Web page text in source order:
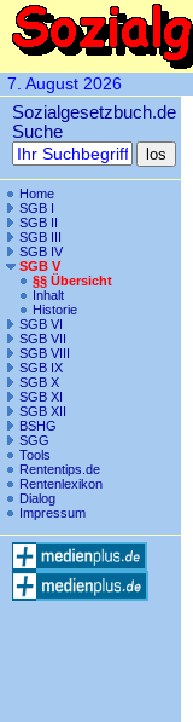
7. August 2026
Sozialgesetzbuch.de
Suche
Home
SGB I
SGB II
SGB III
SGB IV
SGB V
§§ Übersicht
Inhalt
Historie
SGB VI
SGB VII
SGB VIII
SGB IX
SGB X
SGB XI
SGB XII
BSHG
SGG
Tools
Rententips.de
Rentenlexikon
Dialog
Impressum